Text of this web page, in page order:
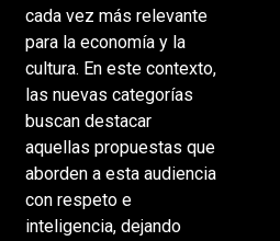
cada vez más relevante
para la economía y la
cultura. En este contexto,
las nuevas categorías
buscan destacar
aquellas propuestas que
aborden a esta audiencia
con respeto e
inteligencia, dejando